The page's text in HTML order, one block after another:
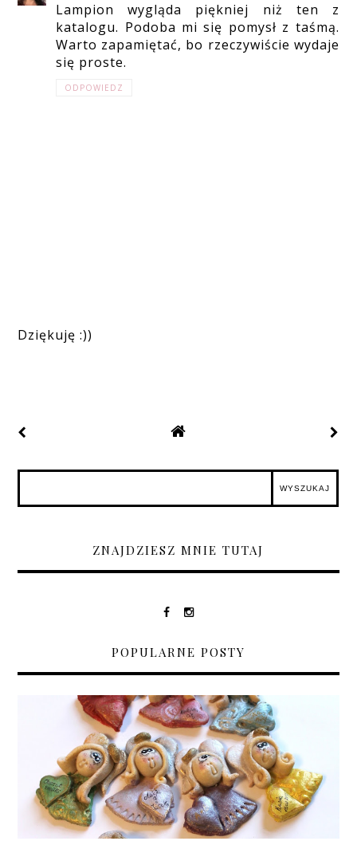
Lampion wygląda piękniej niż ten z
katalogu. Podoba mi się pomysł z taśmą.
Warto zapamiętać, bo rzeczywiście wydaje
się proste.
ODPOWIEDZ
Dziękuję :))
ZNAJDZIESZ MNIE TUTAJ
POPULARNE POSTY